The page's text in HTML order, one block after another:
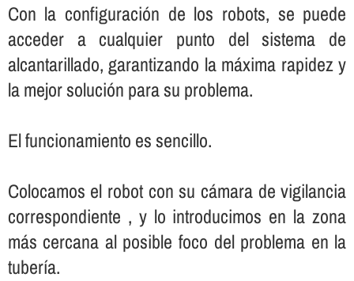
Con la configuración de los robots, se puede
acceder a cualquier punto del sistema de
alcantarillado, garantizando la máxima rapidez y
la mejor solución para su problema.
El funcionamiento es sencillo.
Colocamos el robot con su cámara de vigilancia
correspondiente , y lo introducimos en la zona
más cercana al posible foco del problema en la
tuberí­a.